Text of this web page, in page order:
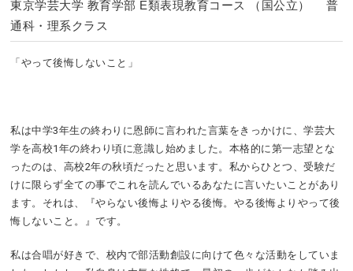
東京学芸大学 教育学部 E類表現教育コース （国公立） 普
通科・理系クラス
「やって後悔しないこと」
私は中学3年生の終わりに恩師に言われた言葉をきっかけに、学芸大
学を高校1年の終わり頃に意識し始めました。本格的に第一志望とな
ったのは、高校2年の秋頃だったと思います。私からひとつ、受験だ
けに限らず全ての事でこれを読んでいるあなたに言いたいことがあり
ます。それは、『やらない後悔よりやる後悔。やる後悔よりやって後
悔しないこと。』です。
私は合唱が好きで、校内で部活動創設に向けて色々な活動をしていま